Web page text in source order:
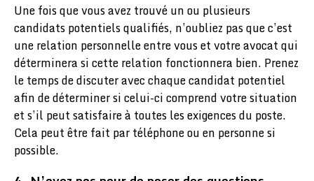
Une fois que vous avez trouvé un ou plusieurs
candidats potentiels qualifiés, n’oubliez pas que c’est
une relation personnelle entre vous et votre avocat qui
déterminera si cette relation fonctionnera bien. Prenez
le temps de discuter avec chaque candidat potentiel
afin de déterminer si celui-ci comprend votre situation
et s’il peut satisfaire à toutes les exigences du poste.
Cela peut être fait par téléphone ou en personne si
possible.